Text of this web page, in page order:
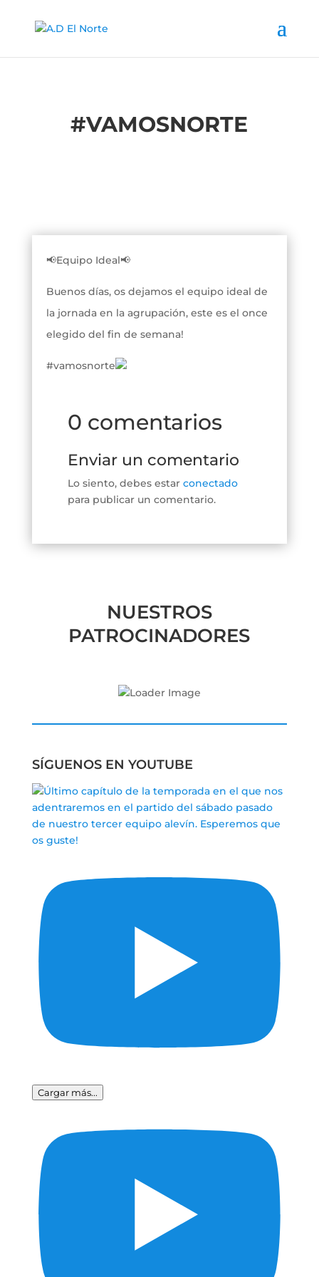
#VAMOSNORTE
📢Equipo Ideal📢
Buenos días, os dejamos el equipo ideal de
la jornada en la agrupación, este es el once
elegido del fin de semana!
#vamosnorte
0 comentarios
Enviar un comentario
Lo siento, debes estar conectado
para publicar un comentario.
NUESTROS
PATROCINADORES
SÍGUENOS EN YOUTUBE
Cargar más...